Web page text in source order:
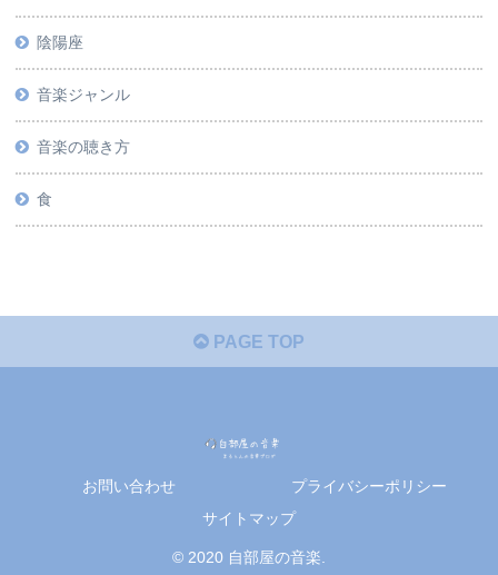
陰陽座
音楽ジャンル
音楽の聴き方
食
PAGE TOP
お問い合わせ
プライバシーポリシー
サイトマップ
© 2020 自部屋の音楽.